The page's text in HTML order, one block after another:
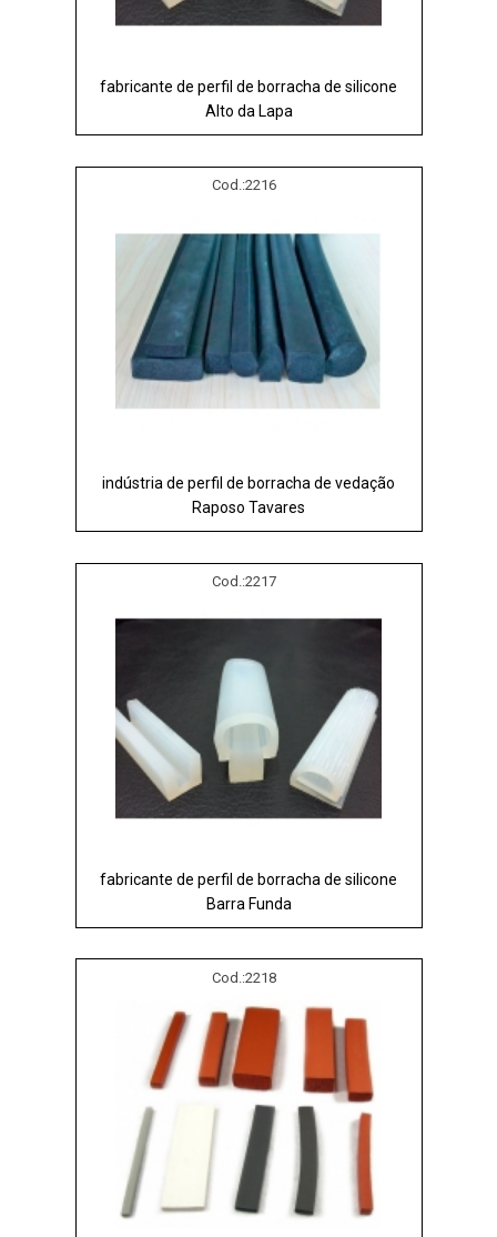
fabricante de perfil de borracha de silicone
Alto da Lapa
Cod.:2216
indústria de perfil de borracha de vedação
Raposo Tavares
Cod.:2217
fabricante de perfil de borracha de silicone
Barra Funda
Cod.:2218